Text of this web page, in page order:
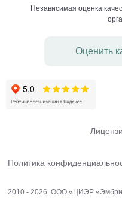
Независимая оценка
Оценить
Политика
2010 - 2026. ООО «ЦИЭР